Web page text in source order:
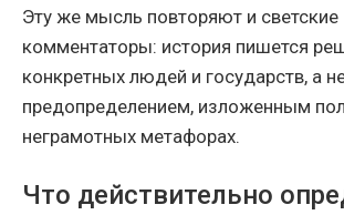
Эту же мысль повторяют и светские
комментаторы: история пишется
конкретных людей и государств, а
предопределением, изложенным
неграмотных метафорах.
Что действительно